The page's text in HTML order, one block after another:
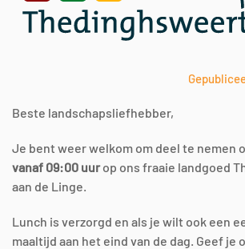
Beste landschapsliefhebber,
Je bent weer welkom om deel te nemen
vanaf 09:00 uurop ons fraaie landgoed
aan de Linge.
Lunch is verzorgd en als je wilt ook een
maaltijd aan het eind van de dag. Geef je